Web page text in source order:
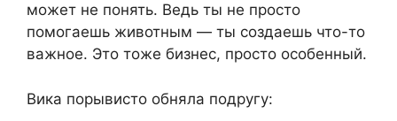
может не понять. Ведь ты не просто
помогаешь животным — ты создаешь что-то
важное. Это тоже бизнес, просто особенный.
Вика порывисто обняла подругу: